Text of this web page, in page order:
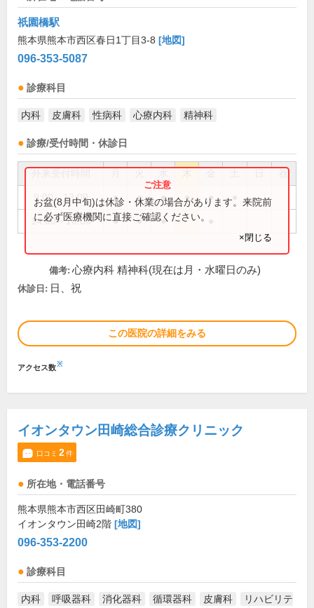
祇園橋駅
熊本県熊本市西区春日1丁目3-8 [地図]
096-353-5087
診療科目
内科 皮膚科 性病科 心療内科 精神科
診療/受付時間・休診日
祝
9:00～13:00 ● ● ● ● ●
14:00～18:00 ● ● ●
お盆(8月中旬)は休診・休業の場合があります。来院前
に必ず医療機関に直接ご確認ください。
×閉じる
備考: 心療内科 精神科(現在は月・水曜日のみ)
休診日: 日、祝
この医院の詳細をみる
アクセス数※
イオンタウン田崎総合診療クリニック
口コミ 2件
所在地・電話番号
熊本県熊本市西区田崎町380
イオンタウン田崎2階 [地図]
096-353-2200
診療科目
内科 呼吸器科 消化器科 循環器科 皮膚科
リハビリテ